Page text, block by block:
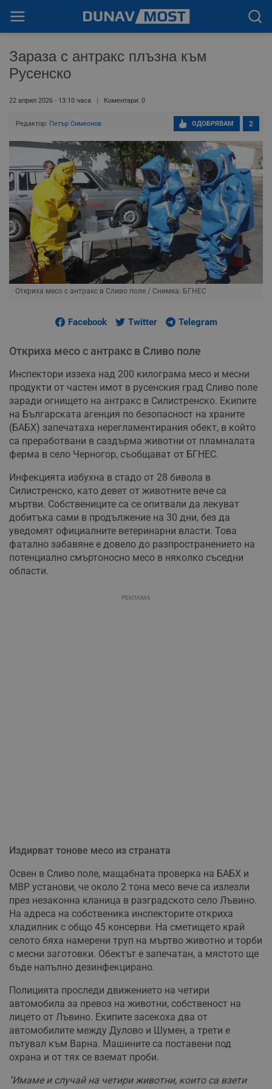
Зараза с антракс плъзна към
Русенско
22 април 2026 - 13:10 часа Коментари: 0
Редактор: Петър Симеонов 2
ОДОБРЯВАМ
Откриха месо с антракс в Сливо поле / Снимка: БГНЕС
Facebook Twitter Telegram
Откриха месо с антракс в Сливо поле
Инспектори иззеха над 200 килограма месо и месни
продукти от частен имот в русенския град Сливо поле
заради огнището на антракс в Силистренско. Екипите
на Българската агенция по безопасност на храните
(БАБХ) запечатаха нерегламентирания обект, в който
са преработвани в саздърма животни от пламналата
ферма в село Черногор, съобщават от БГНЕС.
Инфекцията избухна в стадо от 28 бивола в
Силистренско, като девет от животните вече са
мъртви. Собствениците са се опитвали да лекуват
добитъка сами в продължение на 30 дни, без да
уведомят официалните ветеринарни власти. Това
фатално забавяне е довело до разпространението на
потенциално смъртоносно месо в няколко съседни
области.
РЕКЛАМА
Издирват тонове месо из страната
Освен в Сливо поле, мащабната проверка на БАБХ и
МВР установи, че около 2 тона месо вече са излезли
през незаконна кланица в разградското село Лъвино.
На адреса на собственика инспекторите откриха
хладилник с общо 45 консерви. На сметището край
селото бяха намерени труп на мъртво животно и торби
с месни заготовки. Обектът е запечатан, а мястото ще
бъде напълно дезинфекцирано.
Полицията проследи движението на четири
автомобила за превоз на животни, собственост на
лицето от Лъвино. Екипите засекоха два от
автомобилите между Дулово и Шумен, а трети е
пътувал към Варна. Машините са поставени под
охрана и от тях се вземат проби.
"Имаме и случай на четири животни, които са взети